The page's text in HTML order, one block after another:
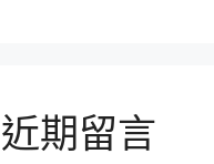
近期留言